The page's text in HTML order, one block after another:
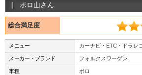
ポロ山さん
総合満足度
メニュー カーナビ・ETC・ドラレ
メーカー・ブランド フォルクスワーゲン
車種 ポロ